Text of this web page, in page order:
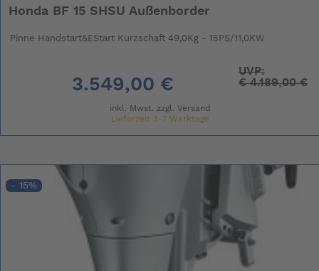
Honda BF 15 SHSU Außenborder
Pinne Handstart&EStart Kurzschaft 49,0Kg - 15PS/11,0KW
3.549,00 €
UVP:
€4.189,00 €
inkl. Mwst. zzgl. Versand
Lieferzeit 3-7 Werktage
- 15%